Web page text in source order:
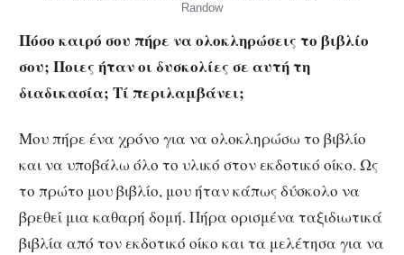
Randow
Πόσο καιρό σου πήρε να ολοκληρώσεις το βιβλίο
σου; Ποιες ήταν οι δυσκολίες σε αυτή τη
διαδικασία; Τί περιλαμβάνει;
Μου πήρε ένα χρόνο για να ολοκληρώσω το βιβλίο
και να υποβάλω όλο το υλικό στον εκδoτικό οίκο. Ως
το πρώτο μου βιβλίο, μου ήταν κάπως δύσκολο να
βρεθεί μια καθαρή δομή. Πήρα ορισμένα ταξιδιωτικά
βιβλία από τον εκδοτικό οίκο και τα μελέτησα για να